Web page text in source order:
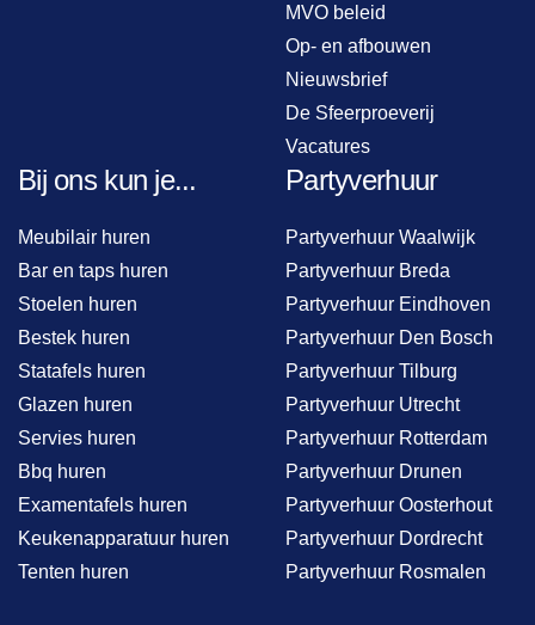
MVO beleid
Op- en afbouwen
Nieuwsbrief
De Sfeerproeverij
Vacatures
Bij ons kun je...
Meubilair huren
Bar en taps huren
Stoelen huren
Bestek huren
Statafels huren
Glazen huren
Servies huren
Bbq huren
Examentafels huren
Keukenapparatuur huren
Tenten huren
Partyverhuur
Partyverhuur Waalwijk
Partyverhuur Breda
Partyverhuur Eindhoven
Partyverhuur Den Bosch
Partyverhuur Tilburg
Partyverhuur Utrecht
Partyverhuur Rotterdam
Partyverhuur Drunen
Partyverhuur Oosterhout
Partyverhuur Dordrecht
Partyverhuur Rosmalen